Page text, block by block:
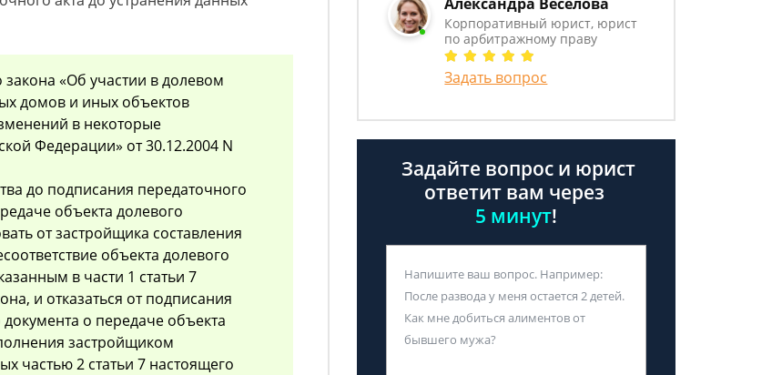
закона «Об участии в долевом
домов и иных объектов
в некоторые
Федерации» от 30.12.2004 N
до подписания передаточного
объекта долевого
от застройщика составления
объекта долевого
в части 1 статьи 7
и отказаться от подписания
о передаче объекта
застройщиком
частью 2 статьи 7 настоящего
Корпоративный юрист, юрист
по арбитражному праву
Задать вопрос
Задайте вопрос и юрист
ответит вам через
5 минут!